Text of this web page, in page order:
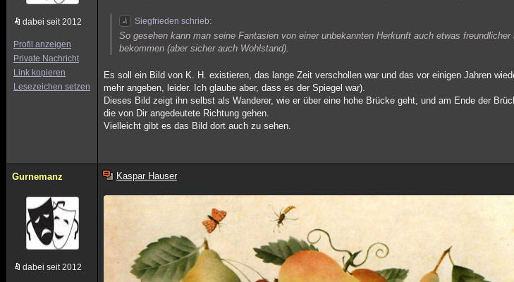
dabei seit 2012
Profil anzeigen
Private Nachricht
Link kopieren
Lesezeichen setzen
Siegfrieden schrieb:
So gesehen kann man seine Fantasien von einer unbekannten Herkunft auch etwas
bekommen (aber sicher auch Wohlstand).
Es soll ein Bild von K. H. existieren, das lange Zeit verschollen war und das vor einigen Jahren
mehr angeben, leider. Ich glaube aber, dass es der Spiegel war).
Dieses Bild zeigt ihn selbst als Wanderer, wie er über eine hohe Brücke geht, und am Ende der
die von Dir angedeutete Richtung gehen.
Vielleicht gibt es das Bild dort auch zu sehen.
Gurnemanz
dabei seit 2012
Kaspar Hauser